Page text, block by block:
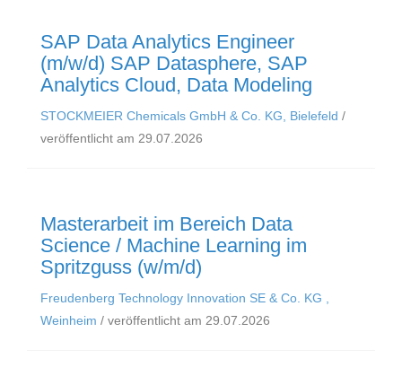
SAP Data Analytics Engineer
(m/w/d) SAP Datasphere, SAP
Analytics Cloud, Data Modeling
STOCKMEIER Chemicals GmbH & Co. KG, Bielefeld /
veröffentlicht am 29.07.2026
Masterarbeit im Bereich Data
Science / Machine Learning im
Spritzguss (w/m/d)
Freudenberg Technology Innovation SE & Co. KG ,
Weinheim / veröffentlicht am 29.07.2026